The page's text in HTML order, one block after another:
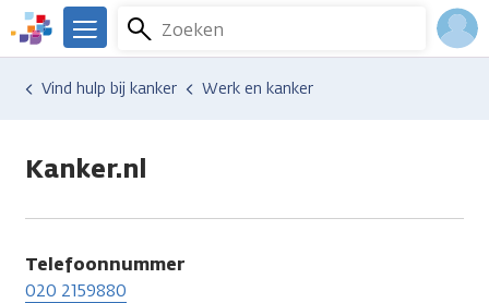
Overslaan
en
naar
We
er
Kanker.nl
Zoeken
Menu
Hulp en ondersteuning
Vind hulp bij kanker Werk en kanker
Kanker.nl
Telefoonnummer
020 2159880